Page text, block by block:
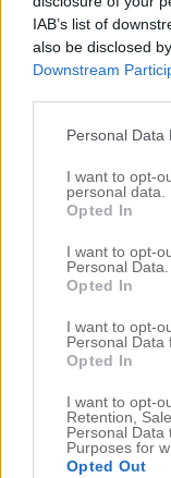
IAB’s list of
also be disclosed
Downstream
Personal Data
I want to opt-
personal data.
Opted In
I want to opt-
Personal Data.
Opted In
I want to opt-
Personal Data
Opted In
I want to opt-
Retention,
Personal Data
Purposes for
Opted Out
december 2024
november 2024
oktober 2024
september 2024
juni 2024
april 2024
mars 2024
februari 2024
december 2023
november 2023
oktober 2023
september 2023
augusti 2023
juli 2023
maj 2023
april 2023
mars 2023
februari 2023